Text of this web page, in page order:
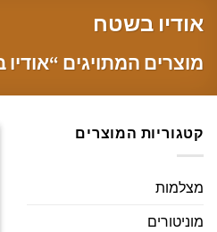
אודיו בשטח
מוצרים המתויגים
קטגוריות המוצרים
מצלמות
מוניטורים